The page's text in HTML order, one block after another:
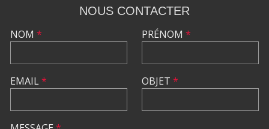
NOUS CONTACTER
NOM *
EMAIL*
PRÉNOM *
OBJET *